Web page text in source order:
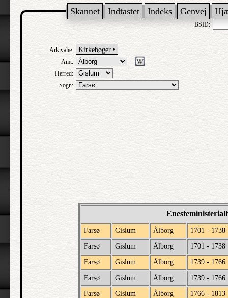
Skannet Indtastet Indeks Genvej
BSID:
Arkivalie: Kirkebøger ‣
Amt:
Herred:
Sogn:
Farsø Gislum Ålborg 1701 - 1738
Farsø Gislum Ålborg 1701 - 1738
Farsø Gislum Ålborg 1739 - 1766
Farsø Gislum Ålborg 1739 - 1766
Farsø Gislum Ålborg 1766 - 1813